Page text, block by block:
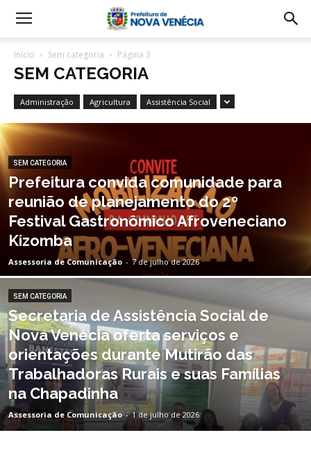
Início Sem categoria Página 3
SEM CATEGORIA
Administração Agricultura Assistência Social
SEM CATEGORIA
Prefeitura convida comunidade para
reunião de planejamento do 2º
Festival Gastronômico Afroveneciano
Kizomba
Assessoria de Comunicação - 7 de julho de 2026
SEM CATEGORIA
Secretaria de Assistência Social de
Nova Venécia oferta serviços e
orientações durante Mutirão das
Trabalhadoras Rurais e suas Famílias
na Chapadinha
Assessoria de Comunicação - 1 de julho de 2026